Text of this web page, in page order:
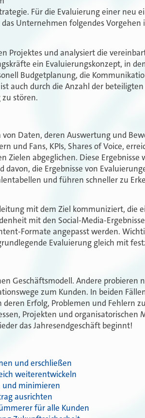
Für die Evaluierung einer neu
Unternehmen folgendes Vorgehen
Projektes und analysiert die
ein Evaluierungskonzept, in
Budgetplanung, die
auch durch die Anzahl der
stören.
Daten, deren Auswertung und
und Fans, KPIs, Shares of Voice,
Zielen abgeglichen. Diese Ergebnisse
die Ergebnisse von
und führen schneller zu
mit dem Ziel kommuniziert, die
mit den Social-Media-
Formate angepasst werden.
Evaluierung gleich mit
Geschäftsmodell. Andere probieren
zum Kunden. In beiden
Erfolg, Problemen und Fehlern
Projekten und organisatorischen
das Jahresendgeschäft beginnt!
und erschließen
weiterentwickeln
und minimieren
ausrichten
für alle Kunden